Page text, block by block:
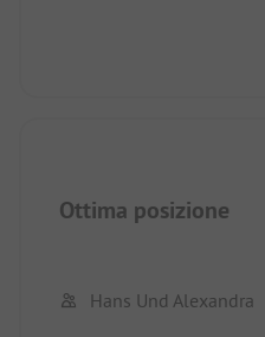
Ottima posizione
Hans Und Alexandra